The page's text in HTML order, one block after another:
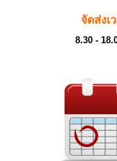
จัดส่งเ
8.30 -